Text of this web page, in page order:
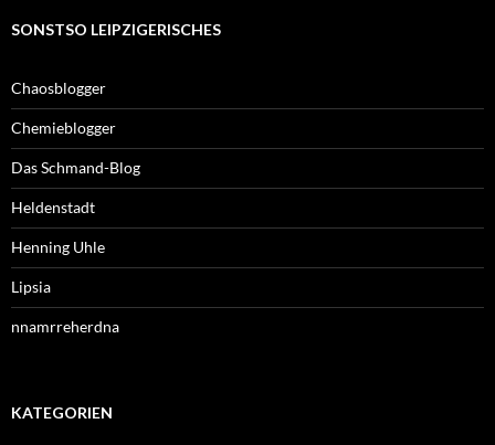
SONSTSO LEIPZIGERISCHES
Chaosblogger
Chemieblogger
Das Schmand-Blog
Heldenstadt
Henning Uhle
Lipsia
nnamrreherdna
KATEGORIEN